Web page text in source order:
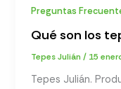
Preguntas
Qué son los
Tepes Julián/ 15
Tepes Julián.